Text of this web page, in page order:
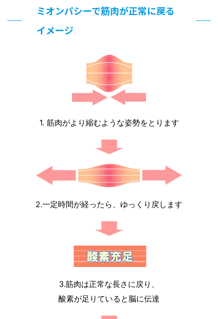
ミオンパシーで筋肉が正常に戻る
イメージ
1. 筋肉がより縮むような姿勢をとります
2.一定時間が経ったら、ゆっくり戻します
3.筋肉は正常な長さに戻り、
酸素が足りていると脳に伝達